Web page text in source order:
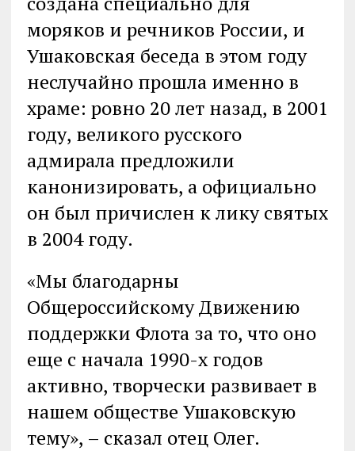
моряков и речников России, и
Ушаковская беседа в этом году
неслучайно прошла именно в
храме: ровно 20 лет назад, в 2001
году, великого русского
адмирала предложили
канонизировать, а официально
он был причислен к лику святых
в 2004 году.
«Мы благодарны
Общероссийскому Движению
поддержки Флота за то, что оно
еще с начала 1990-х годов
активно, творчески развивает в
нашем обществе Ушаковскую
тему», – сказал отец Олег.